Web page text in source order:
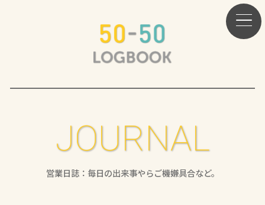
JOURNAL
営業日誌：毎日の出来事やらご機嫌具合など。